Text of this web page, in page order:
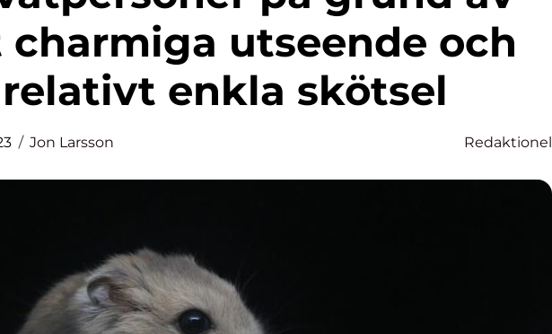
utseende och
relativt enkla skötsel
Jon Larsson Redaktionel